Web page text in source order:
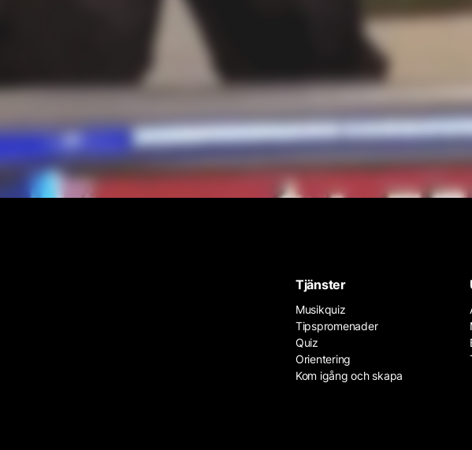
Tjänster
Musikquiz
Tipspromenader
Quiz
Orientering
Kom igång och skapa